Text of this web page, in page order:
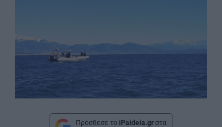
Πρόσθεσε το iPaideia.gr στα